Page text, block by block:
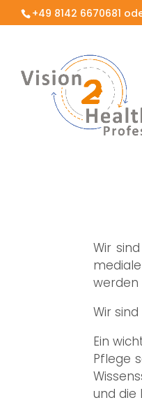
+49 8142 6670681
Wir
werden
Wir
Ein
Pflege
und die